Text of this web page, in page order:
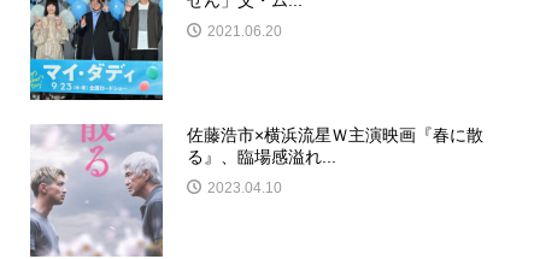
2021.06.20
佐藤浩市×横浜流星Ｗ主演映画『春に散
る』、臨場感溢れ...
2023.04.10